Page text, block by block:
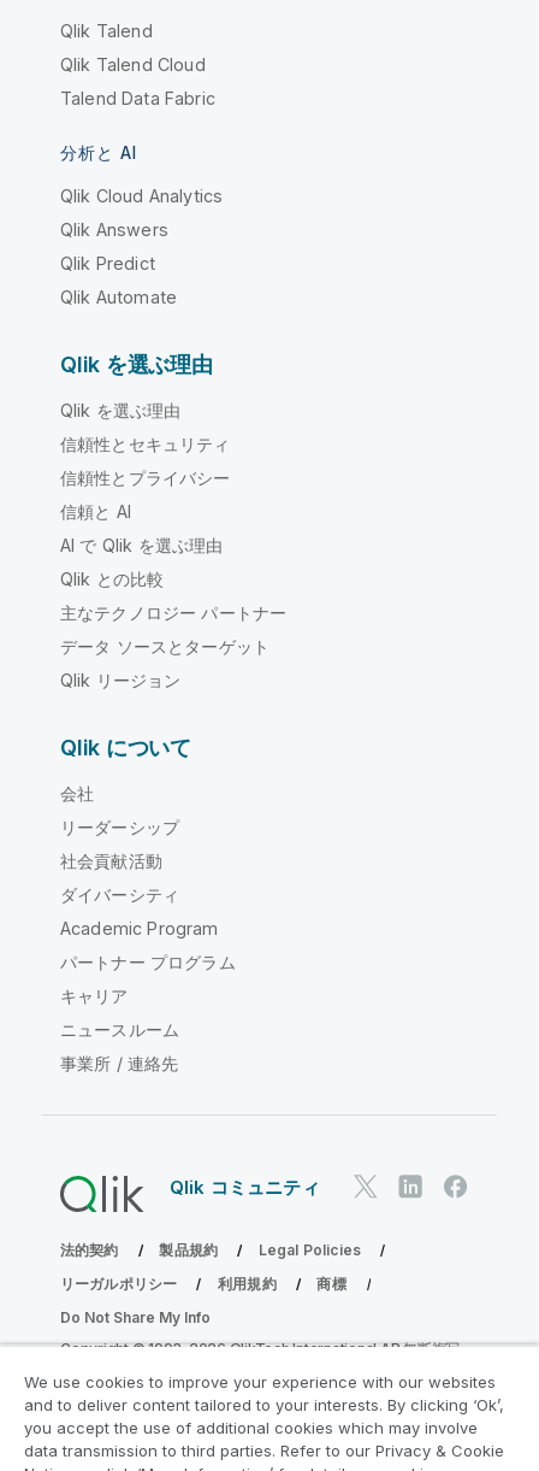
Qlik Talend
Qlik Talend Cloud
Talend Data Fabric
分析と AI
Qlik Cloud Analytics
Qlik Answers
Qlik Predict
Qlik Automate
Qlik を選ぶ理由
Qlik を選ぶ理由
信頼性とセキュリティ
信頼性とプライバシー
信頼と AI
AI で Qlik を選ぶ理由
Qlik との比較
主なテクノロジー パートナー
データ ソースとターゲット
Qlik リージョン
Qlik について
会社
リーダーシップ
社会貢献活動
ダイバーシティ
Academic Program
パートナー プログラム
キャリア
ニュースルーム
事業所 / 連絡先
Qlik コミュニティ
法的契約 製品規約
Legal Policies
リーガルポリシー
利用規約
商標
Do Not Share My Info
Copyright © 1993-2026 QlikTech International AB.無断複写・
分析の近代化プログラムに参加する
We use cookies to improve your experience with our websites
and to deliver content tailored to your interests. By clicking ‘Ok’,
you accept the use of additional cookies which may involve
data transmission to third parties. Refer to our Privacy & Cookie